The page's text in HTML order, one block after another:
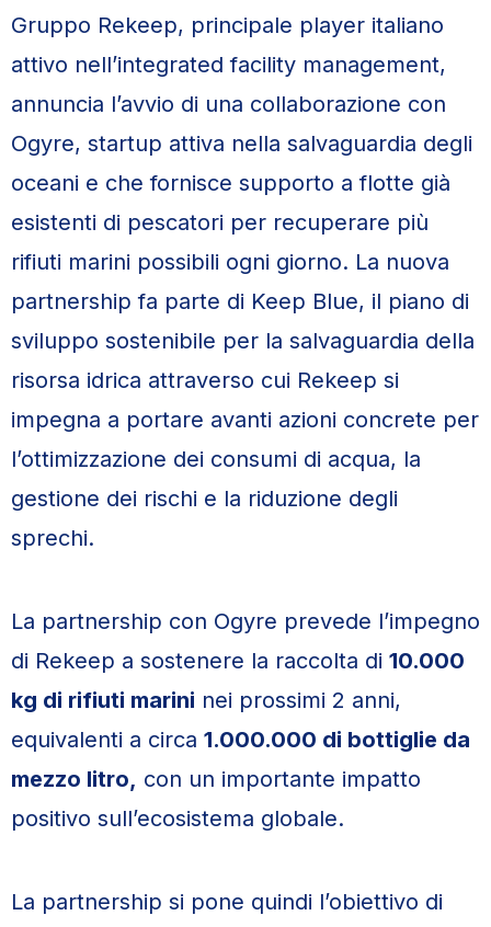
Gruppo Rekeep, principale player italiano
attivo nell’integrated facility management,
annuncia l’avvio di una collaborazione con
Ogyre, startup attiva nella salvaguardia degli
oceani e che fornisce supporto a flotte già
esistenti di pescatori per recuperare più
rifiuti marini possibili ogni giorno. La nuova
partnership fa parte di Keep Blue, il piano di
sviluppo sostenibile per la salvaguardia della
risorsa idrica attraverso cui Rekeep si
impegna a portare avanti azioni concrete per
l’ottimizzazione dei consumi di acqua, la
gestione dei rischi e la riduzione degli
sprechi.
La partnership con Ogyre prevede l’impegno
di Rekeep a sostenere la raccolta di 10.000
kg di rifiuti marini nei prossimi 2 anni,
equivalenti a circa 1.000.000 di bottiglie da
mezzo litro, con un importante impatto
positivo sull’ecosistema globale.
La partnership si pone quindi l’obiettivo di